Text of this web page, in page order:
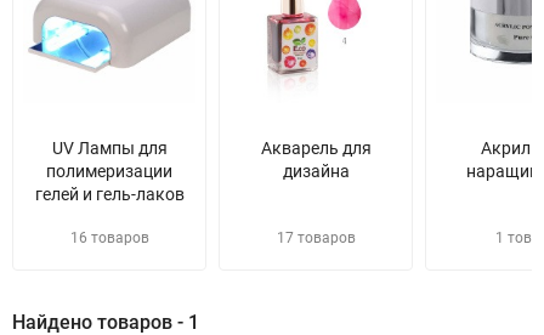
UV Лампы для
полимеризации
гелей и гель-лаков
16 товаров
Акварель для
дизайна
17 товаров
Акрил
1
Найдено товаров - 1